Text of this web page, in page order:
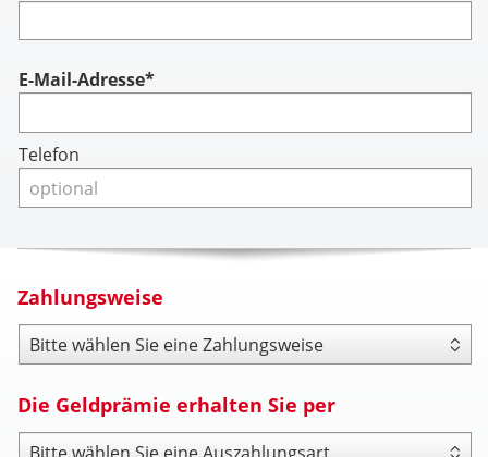
Account
E-Mail-Adresse*
Telefon
Zahlungsweise
Zahlungsweise
Die Geldprämie erhalten Sie per
Payout Type